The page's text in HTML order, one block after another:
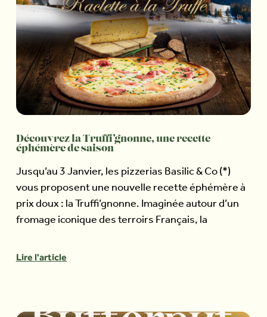
Découvrez la Truffi’gnonne, une recette
éphémère de saison
Jusqu’au 3 Janvier, les pizzerias Basilic & Co (*)
vous proposent une nouvelle recette éphémère à
prix doux : la Truffi’gnonne. Imaginée autour d’un
fromage iconique des terroirs Français, la
Lire l'article